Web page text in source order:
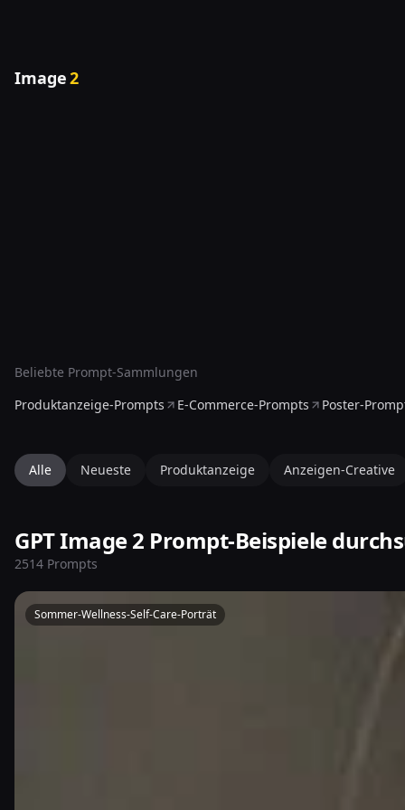
Image2
Beliebte Prompt-Sammlungen
Produktanzeige-Prompts
E-Commerce-Prompts Poster-
Alle Neueste Produktanzeige Anzeigen-Creative
GPT Image 2 Prompt-Beispiele
2514 Prompts
Sommer-Wellness-Self-Care-Porträt